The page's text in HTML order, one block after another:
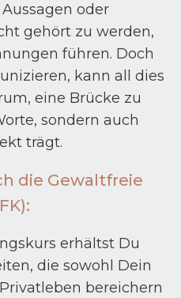
oder
gehört zu werden,
führen. Doch
kann all dies
eine Brücke zu
sondern auch
trägt.
die Gewaltfreie
erhältst Du
die sowohl Dein
bereichern